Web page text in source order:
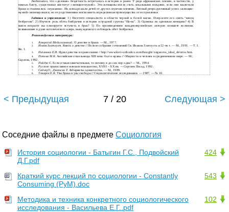
Любопытно, что «деловая» бездетность встречалась в истории и ранее. У ряда африканских племен, в частности, у
южных банту, существовал институт «женщин-мужей». Эти женщины могли стать локальными вождями, если они заключали
браки и становились «мужьями». Их жены рожали детей от других мужчин племени. Личный репродуктивный успех «женщин-
мужей» нивелировался, но ее родственники могли иметь определенные преимущества от ее правления.
Задания и упражнения:
1) Посетите специалиста в области черной и белой магии. Попросите его снять “венец
безбрачия”. 2) Изучите роль обета безбрачия в истории эстрадной группы “На-на”. 3) Одинока ли одинокая женщина? 4) В
каком возрасте вы планируете вступить в брак? 5) По произведениям западноевропейских авторов опишите коллизии,
возникавшие в душе католического клира, вынужденного соблюдать обет безбрачия.
Рекомендуемая литература:
1. Амвросий Медиоланский . О девстве и браке. — М., 1977.
2. Иоанн Златоуст.Книга о девстве // Полное собрание сочинений Св. Иоанна Златоуста в 12-ти т. — М., 1991. — Т. I.
Кн. 1.
3. Неганова Е.И. Идеал девства в православии // http://www.kiev-orthodox.com/thought/ neganova_ideal_devstva.htm.
4. Попова М.К. Английские отшельницы XIII века: быт и нравы // Общности и человек в средневековом мире. — М.;
Саратов, 1992.
5. Пэйдж С.Если я такая замечательная, то почему я до сих пор одна? — М., 1994.
6. Русское православное женское монашество, XVIII – XX вв. — Сергиев Посад, 1992.
7. СадлерУ., Джонсон Т. Лабиринты одиночества. — М., 1989.
8. Токарев Е.К. Узы брака и узы свободы // Социологические исследования. — 1987. — № 10.
< Предыдущая 7 / 20 Следующая >
Соседние файлы в предмете Социология
424
История социологии - Батыгин Г.С., Подвойский
Д.Г.pdf
543
Краткий курс лекций по социологии - Constantly
Consuming (PyM).doc
102
Методика и техника конкретного социологического
исследования - Васильева Е.Г..pdf